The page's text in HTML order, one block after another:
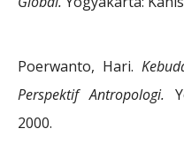
Poerwanto, Hari.
Perspektif Antropologi.
2000.